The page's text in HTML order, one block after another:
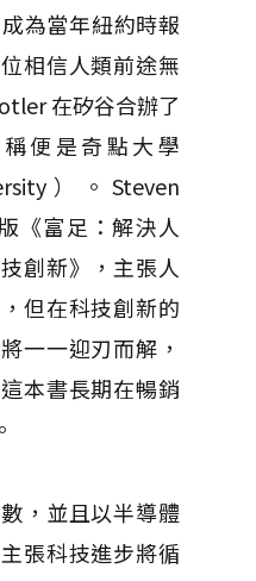
為當年紐約時報
相信人類前途無
在矽谷合辦了
便是奇點大學
）。Steven
《富足：解決人
創新》，主張人
但在科技創新的
一一迎刃而解，
本書長期在暢銷
，並且以半導體
張科技進步將循